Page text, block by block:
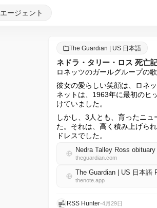
エージェント
The Guardian | US 日本語
ネドラ・タリー・ロス 死亡
ロネッツのガールグループの
彼女の愛らしい笑顔は、ロネ
ネットは、1963年に最初のヒ
けていました。
しかし、3人とも、育ったニ
た。それは、高く積み上げら
ドレスでした。
Nedra Talley Ross obituary
theguardian.com
The Guardian | US 日本語
thenote.app
RSS Hunter•4月29日